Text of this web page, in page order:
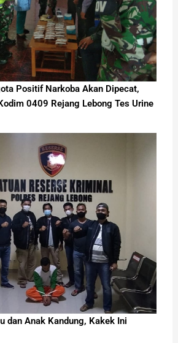
Positif Narkoba Akan Dipecat,
0409 Rejang Lebong Tes Urine
dan Anak Kandung, Kakek Ini